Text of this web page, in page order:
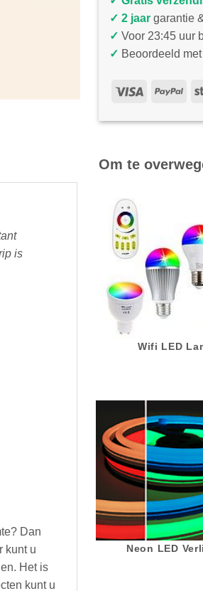
✓ 2 jaar garantie
✓ Voor 23:45 uur
✓ Beoordeeld
is
Dan
kunt u
Het is
kunt u
Om te
Wifi LED
Neon LED